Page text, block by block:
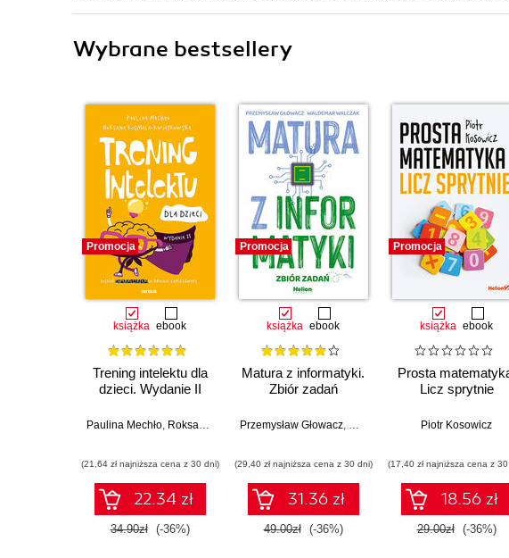
Wybrane bestsellery
Promocja
książka ebook
Trening intelektu dla
dzieci. Wydanie II
Paulina Mechło, Roksana Kosmala-Kwiatkowska
(21,64 zł najniższa cena z 30 dni)
22.34 zł
34.90zł (-36%)
Promocja
książka ebook
Matura z informatyki.
Zbiór zadań
Przemysław Głowacz, Waldemar Walczak
(29,40 zł najniższa cena z 30 dni)
31.36 zł
49.00zł (-36%)
Promocja
książka ebook
Prosta
Licz sprytnie
Piotr Kosowicz
(17,40 zł najniższa cena z
18.56 zł
29.00zł (-36%)